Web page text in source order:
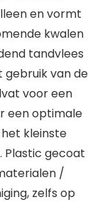
en vormt
kwalen
tandvlees
gebruik van de
voor een
een optimale
kleinste
Plastic gecoat
/
zelfs op